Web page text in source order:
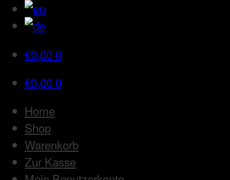
€0,00 0
€0,00 0
Home
Shop
Warenkorb
Zur Kasse